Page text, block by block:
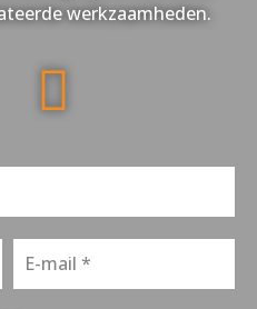
werkzaamheden.